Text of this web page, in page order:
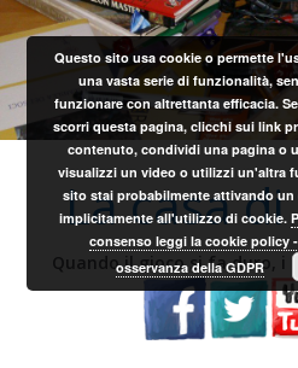
Salta
al
contenuto
La casa
Quando il gioco si fa duro, i
Questo sito usa cookie o permette
una vasta serie di funzionalità,
funzionare con altrettanta efficacia.
scorri questa pagina, clicchi sui link
contenuto, condividi una pagina o
visualizzi un video o utilizzi un'altra
sito stai probabilmente attivando
implicitamente all'utilizzo di cookie.
consenso leggi la cookie policy
osservanza della GDPR